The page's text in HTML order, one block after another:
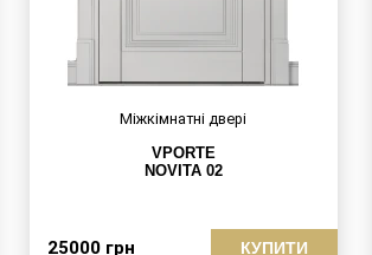
Міжкімнатні двері
VPORTE
NOVITA 02
25000 грн КУПИТИ